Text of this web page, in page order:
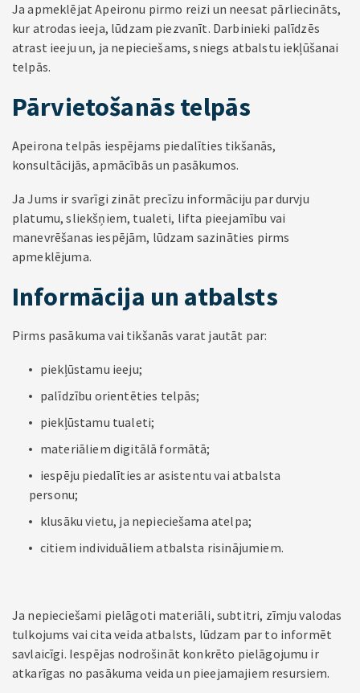
Ja apmeklējat Apeironu pirmo reizi un neesat pārliecināts,
kur atrodas ieeja, lūdzam piezvanīt. Darbinieki palīdzēs
atrast ieeju un, ja nepieciešams, sniegs atbalstu iekļūšanai
telpās.
Pārvietošanās telpās
Apeirona telpās iespējams piedalīties tikšanās,
konsultācijās, apmācībās un pasākumos.
Ja Jums ir svarīgi zināt precīzu informāciju par durvju
platumu, sliekšņiem, tualeti, lifta pieejamību vai
manevrēšanas iespējām, lūdzam sazināties pirms
apmeklējuma.
Informācija un atbalsts
Pirms pasākuma vai tikšanās varat jautāt par:
piekļūstamu ieeju;
palīdzību orientēties telpās;
piekļūstamu tualeti;
materiāliem digitālā formātā;
iespēju piedalīties ar asistentu vai atbalsta
personu;
klusāku vietu, ja nepieciešama atelpa;
citiem individuāliem atbalsta risinājumiem.
Ja nepieciešami pielāgoti materiāli, subtitri, zīmju valodas
tulkojums vai cita veida atbalsts, lūdzam par to informēt
savlaicīgi. Iespējas nodrošināt konkrēto pielāgojumu ir
atkarīgas no pasākuma veida un pieejamajiem resursiem.